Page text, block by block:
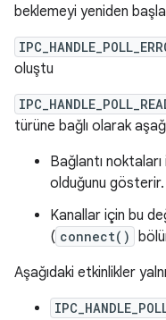
beklemeyi yeniden
oluştu
türüne bağlı olarak
Bağlantı
olduğunu gösterir.
Kanallar için bu
( connect()
Aşağıdaki etkinlikler